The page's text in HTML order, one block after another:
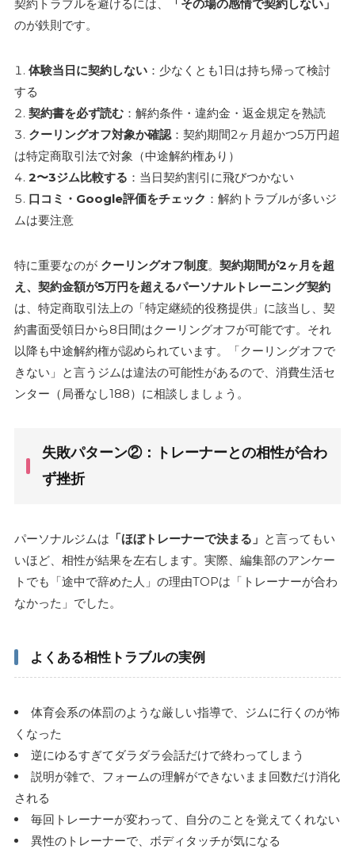
契約トラブルを避けるには、
「その場の感情で契約しない」
のが鉄則です。
体験当日に契約しない：少なくとも1日は持ち帰って検討
する
契約書を必ず読む：解約条件・違約金・返金規定を熟読
クーリングオフ対象か確認：契約期間2ヶ月超かつ5万円超
は特定商取引法で対象（中途解約権あり）
2〜3ジム比較する ：当日契約割引に飛びつかない
口コミ・Google評価をチェック ：解約トラブルが多いジ
ムは要注意
特に重要なのが クーリングオフ制度。 契約期間が2ヶ月を超
え、契約金額が5万円を超えるパーソナルトレーニング契約
は、特定商取引法上の「特定継続的役務提供」に該当し、契
約書面受領日から8日間はクーリングオフが可能です。それ
以降も中途解約権が認められています。「クーリングオフで
きない」と言うジムは違法の可能性があるので、消費生活セ
ンター（局番なし188）に相談しましょう。
失敗パターン②：トレーナーとの相性が合わ
ず挫折
パーソナルジムは 「ほぼトレーナーで決まる」 と言ってもい
いほど、相性が結果を左右します。実際、編集部のアンケー
トでも「途中で辞めた人」の理由TOPは「トレーナーが合わ
なかった」でした。
よくある相性トラブルの実例
体育会系の体罰のような厳しい指導で、ジムに行くのが怖
くなった
逆にゆるすぎてダラダラ会話だけで終わってしまう
説明が雑で、フォームの理解ができないまま回数だけ消化
される
毎回トレーナーが変わって、自分のことを覚えてくれない
異性のトレーナーで、ボディタッチが気になる